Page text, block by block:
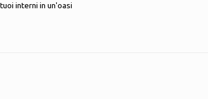
interni in un'oasi